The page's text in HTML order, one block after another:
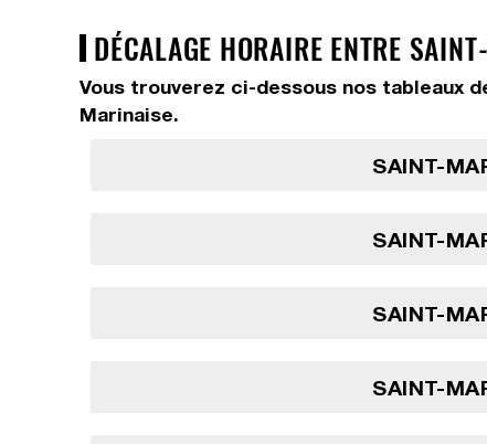
DÉCALAGE HORAIRE ENTRE
Vous trouverez ci-dessous nos tableaux
Marinaise.
SAINT-
SAINT-
SAINT-
SAINT-